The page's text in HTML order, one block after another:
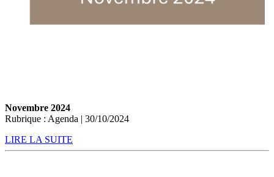
Novembre 2024
Rubrique : Agenda | 30/10/2024
LIRE LA SUITE